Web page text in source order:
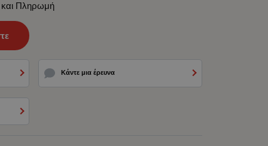
Πληρωμή
Κάντε μια έρευνα